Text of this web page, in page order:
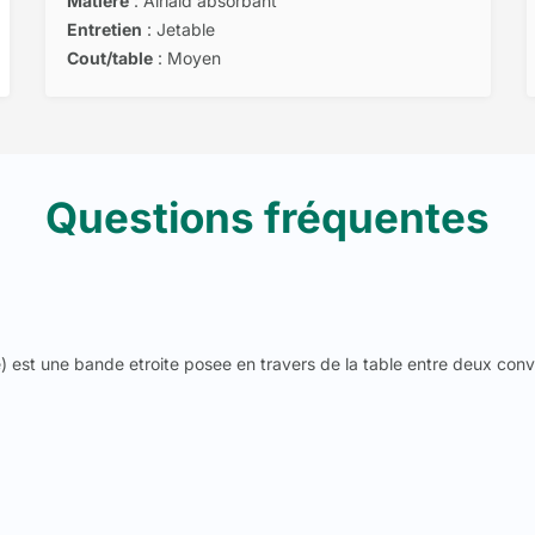
Entretien : Jetable
Cout/table: Moyen
Questions fréquentes
une bande etroite posee en travers de la table entre deux